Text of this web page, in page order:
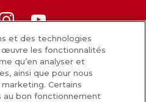
Instagram
nos aliments
et des technologies
les fonctionnalités
qu’en analyser et
ainsi que pour nous
Certains
au bon fonctionnement